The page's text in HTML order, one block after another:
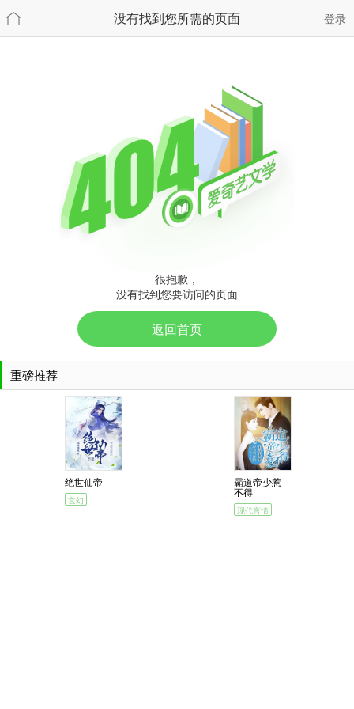
没有找到您所需的页面 登录
很抱歉，
没有找到您要访问的页面
返回首页
重磅推荐
绝世仙帝
玄幻
霸道帝少惹
不得
现代言情